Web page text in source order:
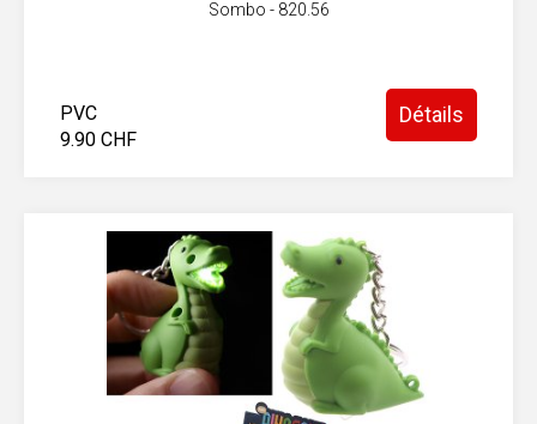
Sombo - 820.56
PVC
9.90 CHF
Détails